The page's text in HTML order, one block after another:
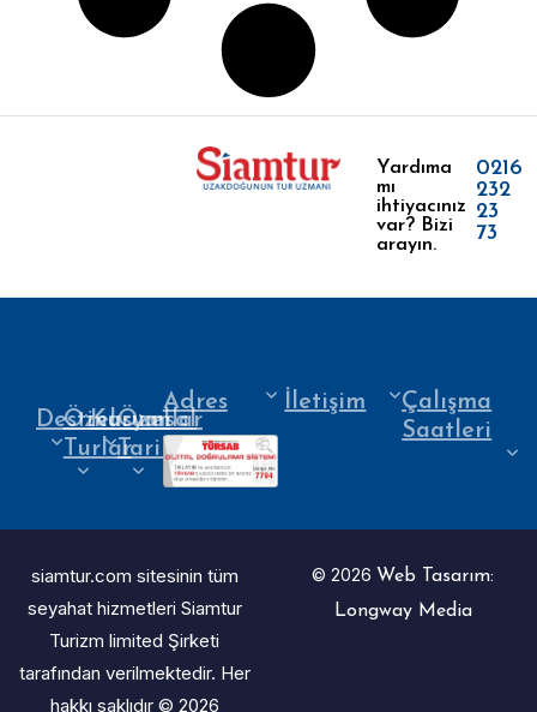
Yardıma
mı
ihtiyacınız
var? Bizi
arayın.
0216
232
23
73
Destinasyonlar
Özel
Turlar
Kurumsal
Özel
Tarihler
Adres İletişim
Çalışma
Saatleri
siamtur.com sitesinin tüm
seyahat hizmetleri Siamtur
Turizm limited Şirketi
tarafından verilmektedir. Her
hakkı saklıdır © 2026
© 2026 Web Tasarım:
Longway Media